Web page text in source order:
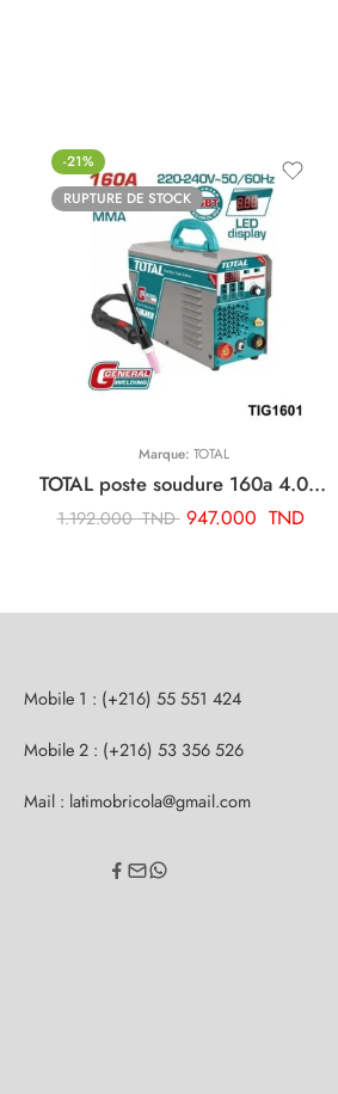
-21%
RUPTURE DE STOCK
Marque: TOTAL
TOTAL poste soudure 160a 4.0 tig mma onduleur TIG1601
1.192.000TND 947.000 TND
Mobile 1 : (+216) 55 551 424
Mobile 2 : (+216) 53 356 526
Mail : latimobricola@gmail.com